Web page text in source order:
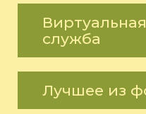
служба
Лучшее из